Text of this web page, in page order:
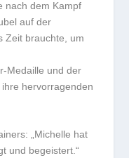
nach dem Kampf
auf der
Zeit brauchte, um
Medaille und der
hervorragenden
„Michelle hat
und begeistert.“